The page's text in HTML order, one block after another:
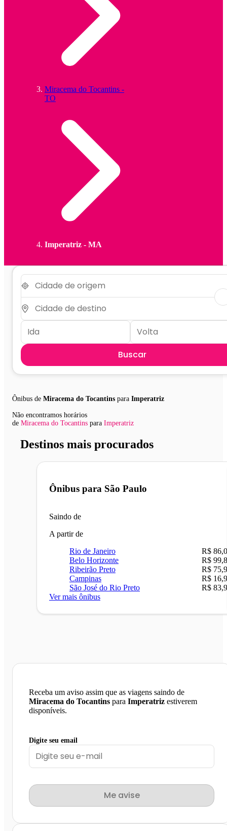
Miracema do Tocantins -
TO
Imperatriz - MA
Buscar
Ônibus de Miracema do Tocantins para Imperatriz
Não encontramos horários
de Miracema do Tocantins para Imperatriz
Destinos mais procurados
Ônibus para São Paulo
Saindo de
A partir de
Rio de Janeiro
R$
Belo Horizonte
R$
Ribeirão Preto
R$
Campinas
R$
São José do Rio Preto
R$
Ver mais ônibus
Receba um aviso assim que as viagens saindo de
Miracema do Tocantins para Imperatriz estiverem
disponíveis.
Digite seu email
Me avise